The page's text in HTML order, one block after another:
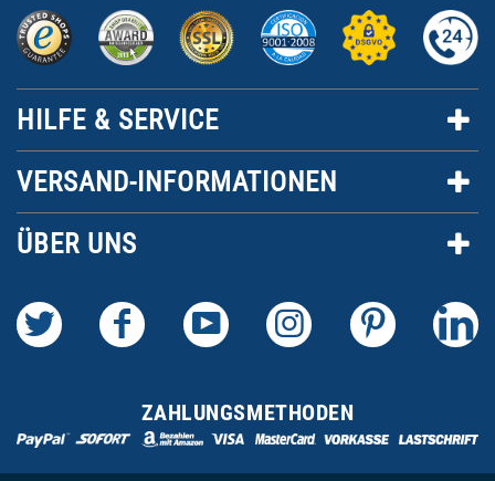
HILFE & SERVICE
VERSAND-INFORMATIONEN
ÜBER UNS
ZAHLUNGSMETHODEN